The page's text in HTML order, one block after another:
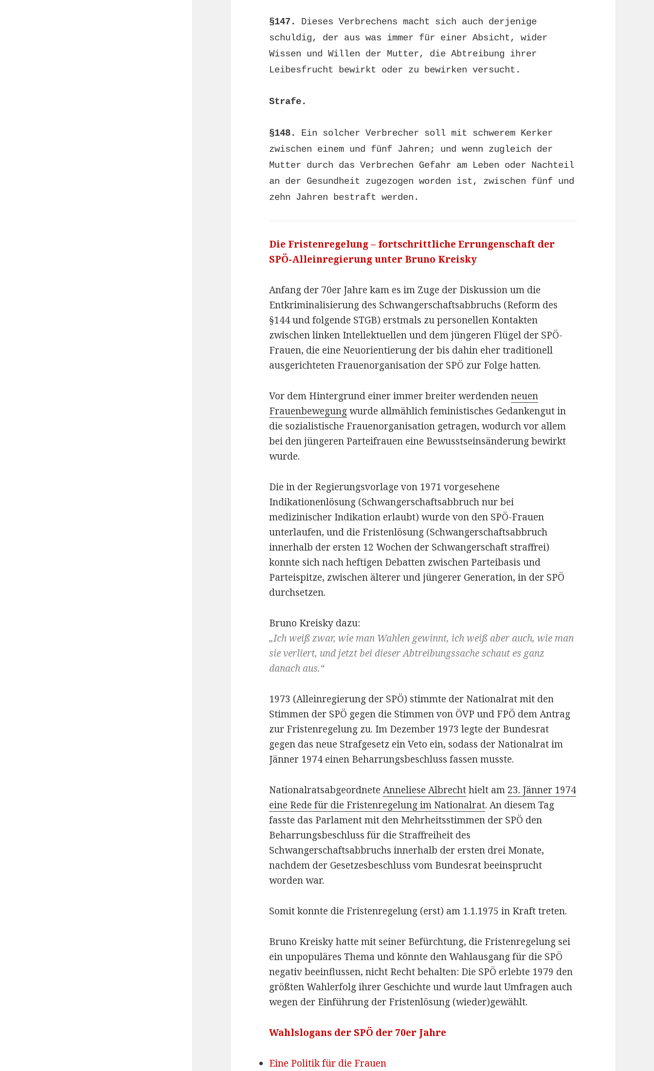
§147.
Dieses Verbrechens macht sich auch derjenige
schuldig, der aus was immer für einer Absicht, wider
Wissen und Willen der Mutter, die Abtreibung ihrer
Leibesfrucht bewirkt oder zu bewirken versucht.
Strafe.
§148.
Ein solcher Verbrecher soll mit schwerem Kerker
zwischen einem und fünf Jahren; und wenn zugleich der
Mutter durch das Verbrechen Gefahr am Leben oder Nachteil
an der Gesundheit zugezogen worden ist, zwischen fünf und
zehn Jahren bestraft werden.
Die Fristenregelung – fortschrittliche Errungenschaft der
SPÖ-Alleinregierung unter Bruno Kreisky
Anfang der 70er Jahre kam es im Zuge der Diskussion um die
Entkriminalisierung des Schwangerschaftsabbruchs (Reform des
§144 und folgende STGB) erstmals zu personellen Kontakten
zwischen linken Intellektuellen und dem jüngeren Flügel der SPÖ-
Frauen, die eine Neuorientierung der bis dahin eher traditionell
ausgerichteten Frauenorganisation der SPÖ zur Folge hatten.
Vor dem Hintergrund einer immer breiter werdendenneuen
Frauenbewegungwurde allmählich feministisches Gedankengut in
die sozialistische Frauenorganisation getragen, wodurch vor allem
bei den jüngeren Parteifrauen eine Bewusstseinsänderung bewirkt
wurde.
Die in der Regierungsvorlage von 1971 vorgesehene
Indikationenlösung (Schwangerschaftsabbruch nur bei
medizinischer Indikation erlaubt) wurde von den SPÖ-Frauen
unterlaufen, und die Fristenlösung (Schwangerschaftsabbruch
innerhalb der ersten 12 Wochen der Schwangerschaft straffrei)
konnte sich nach heftigen Debatten zwischen Parteibasis und
Parteispitze, zwischen älterer und jüngerer Generation, in der SPÖ
durchsetzen.
Bruno Kreisky dazu:
„Ich weiß zwar, wie man Wahlen gewinnt, ich weiß aber auch, wie man
sie verliert, und jetzt bei dieser Abtreibungssache schaut es ganz
danach aus.“
1973 (Alleinregierung der SPÖ) stimmte der Nationalrat mit den
Stimmen der SPÖ gegen die Stimmen von ÖVP und FPÖ dem Antrag
zur Fristenregelung zu. Im Dezember 1973 legte der Bundesrat
gegen das neue Strafgesetz ein Veto ein, sodass der Nationalrat im
Jänner 1974 einen Beharrungsbeschluss fassen musste.
NationalratsabgeordneteAnneliese Albrechthielt am 23. Jänner 1974
eine Rede für die Fristenregelung im Nationalrat. An diesem Tag
fasste das Parlament mit den Mehrheitsstimmen der SPÖ den
Beharrungsbeschluss für die Straffreiheit des
Schwangerschaftsabbruchs innerhalb der ersten drei Monate,
nachdem der Gesetzesbeschluss vom Bundesrat beeinsprucht
worden war.
Somit konnte die Fristenregelung (erst) am 1.1.1975 in Kraft treten.
Bruno Kreisky hatte mit seiner Befürchtung, die Fristenregelung sei
ein unpopuläres Thema und könnte den Wahlausgang für die SPÖ
negativ beeinflussen, nicht Recht behalten: Die SPÖ erlebte 1979 den
größten Wahlerfolg ihrer Geschichte und wurde laut Umfragen auch
wegen der Einführung der Fristenlösung (wieder)gewählt.
Wahlslogans der SPÖ der 70er Jahre
Eine Politik für die Frauen